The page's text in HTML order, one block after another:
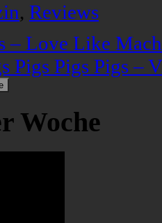
, Reviews
– Love Like
Pigs Pigs Pigs –
Woche